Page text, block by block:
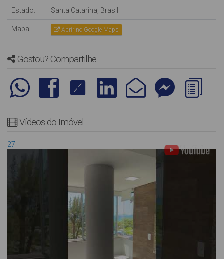
Estado: Santa Catarina, Brasil
Mapa: Abrir no Google Maps
Gostou? Compartilhe
Vídeos do Imóvel
27